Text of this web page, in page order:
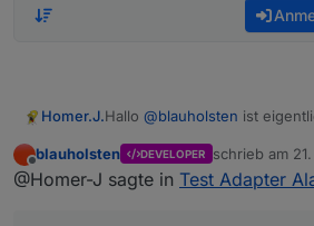
Homer.J.Hallo @blauholsten ist
Fensterkontakte und
eine scharf Schaltung bei
Grüße
Offline
blauholsten DEVELOPER schrieb am
zuletzt editiert
@Homer-J sagte in Test Adapter